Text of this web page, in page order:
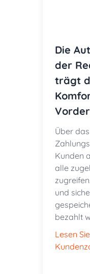
Die
der
trägt
Über
Kunden
alle
und
bezahlt
Lesen